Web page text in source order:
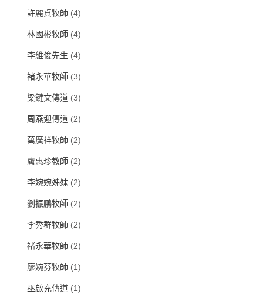
許麗貞牧師 (4)
林國彬牧師 (4)
李維俊先生 (4)
褚永華牧師 (3)
梁鍵文傳道 (3)
周燕迎傳道 (2)
萬廣祥牧師 (2)
盧惠珍教師 (2)
李婉婉姊妹 (2)
劉振鵬牧師 (2)
李秀群牧師 (2)
禇永華牧師 (2)
廖婉芬牧師 (1)
巫啟充傳道 (1)